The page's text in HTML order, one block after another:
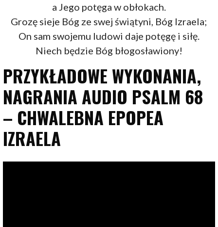
a Jego potęga w obłokach.
Grozę sieje Bóg ze swej świątyni, Bóg Izraela;
On sam swojemu ludowi daje potęgę i siłę.
Niech będzie Bóg błogosławiony!
PRZYKŁADOWE WYKONANIA,
NAGRANIA AUDIO PSALM 68
– CHWALEBNA EPOPEA
IZRAELA